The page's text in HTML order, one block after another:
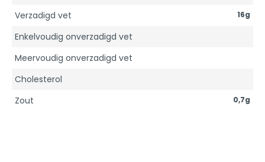
Verzadigd vet 16g
Enkelvoudig onverzadigd vet
Meervoudig onverzadigd vet
Cholesterol
Zout
0,7g